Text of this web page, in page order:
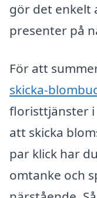
gör det enkelt
presenter på
För att
skicka-
floristtjänster i
att skicka
par klick har
omtanke och